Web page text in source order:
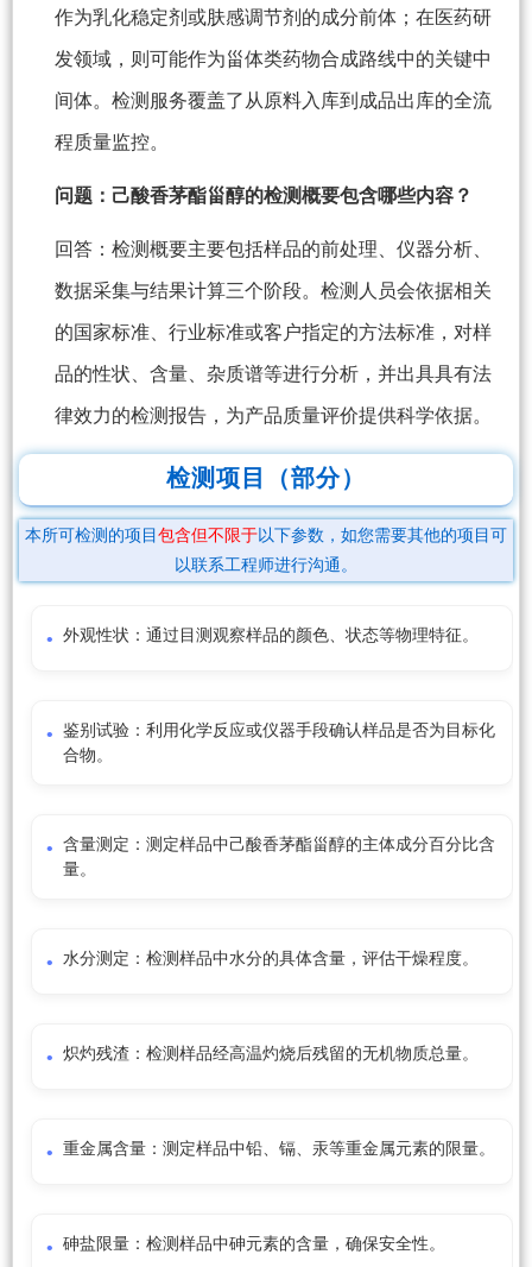
作为乳化稳定剂或肤感调节剂的成分前体；在医药研
发领域，则可能作为甾体类药物合成路线中的关键中
间体。检测服务覆盖了从原料入库到成品出库的全流
程质量监控。
问题：己酸香茅酯甾醇的检测概要包含哪些内容？
回答：检测概要主要包括样品的前处理、仪器分析、
数据采集与结果计算三个阶段。检测人员会依据相关
的国家标准、行业标准或客户指定的方法标准，对样
品的性状、含量、杂质谱等进行分析，并出具具有法
律效力的检测报告，为产品质量评价提供科学依据。
检测项目（部分）
本所可检测的项目 包含但不限于以下参数，如您需要其他的项目可
以联系工程师进行沟通。
外观性状：通过目测观察样品的颜色、状态等物理特征。
鉴别试验：利用化学反应或仪器手段确认样品是否为目标化
合物。
含量测定：测定样品中己酸香茅酯甾醇的主体成分百分比含
量。
水分测定：检测样品中水分的具体含量，评估干燥程度。
炽灼残渣：检测样品经高温灼烧后残留的无机物质总量。
重金属含量：测定样品中铅、镉、汞等重金属元素的限量。
砷盐限量：检测样品中砷元素的含量，确保安全性。